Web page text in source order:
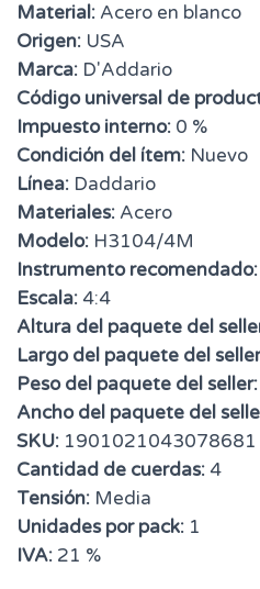
Material: Acero en blanco
Origen: USA
Marca: D'Addario
Código universal de
Impuesto interno: 0 %
Condición del ítem: Nuevo
Línea: Daddario
Materiales: Acero
Modelo: H3104/4M
Instrumento recomendado:
Escala: 4:4
Altura del paquete del
Largo del paquete del
Peso del paquete del seller:
Ancho del paquete del
SKU: 1901021043078681
Cantidad de cuerdas: 4
Tensión: Media
Unidades por pack: 1
IVA: 21 %